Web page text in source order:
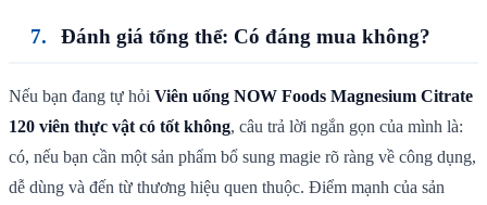
Đánh giá tổng thể: Có đáng mua không?
Nếu bạn đang tự hỏi Viên uống NOW Foods Magnesium Citrate
120 viên thực vật có tốt không, câu trả lời ngắn gọn của mình là:
có, nếu bạn cần một sản phẩm bổ sung magie rõ ràng về công dụng,
dễ dùng và đến từ thương hiệu quen thuộc. Điểm mạnh của sản